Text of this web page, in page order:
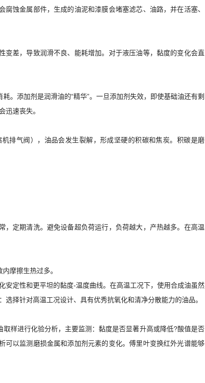
蚀金属部件，生成的油泥和漆膜会堵塞滤芯、油路，并在活塞、
变差，导致润滑不良、能耗增加。对于液压油等，黏度的变化会直
。添加剂是润滑油的“精华”。一旦添加剂失效，即使基础油还有剩
迅速丧失。
排气阀），油品会发生裂解，形成坚硬的积碳和焦炭。积碳是磨
，定期清洗。避免设备超负荷运行，负荷越大，产热越多。在高温
摩擦生热过多。
安定性和更平坦的黏度-温度曲线。在高温工况下，使用合成油虽然
择针对高温工况设计、具有优秀抗氧化和清净分散能力的油品。
样进行化验分析，主要监测：黏度是否显著升高或降低?酸值是否
以监测磨损金属和添加剂元素的变化。傅里叶变换红外光谱能够